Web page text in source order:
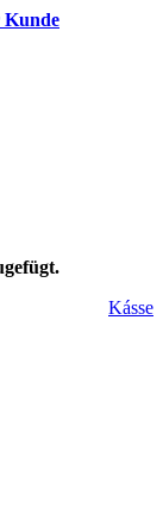
Kunde
Kásse